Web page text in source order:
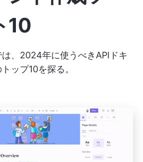
10
、2024年に使うべきAPIドキ
ップ10を探る。